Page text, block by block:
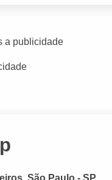
a publicidade
São Paulo - SP